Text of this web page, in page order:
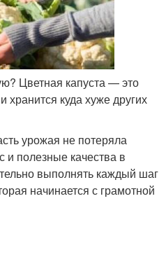
Цветная капуста — это
куда хуже других
урожая не потеряла
и полезные качества в
выполнять каждый шаг
начинается с грамотной